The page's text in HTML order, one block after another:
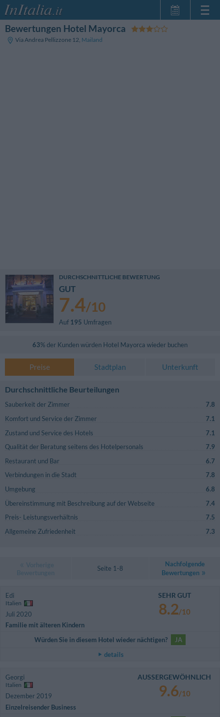
Startseite
Bewertungen Hotel Mayorca
Via Andrea Pellizzone 12, Mailand
DURCHSCHNITTLICHE BEWERTUNG
GUT
7.4/10
Auf 195 Umfragen
63% der Kunden würden Hotel Mayorca wieder buchen
Preise Stadtplan Unterkunft
Durchschnittliche Beurteilungen
Sauberkeit der Zimmer
7.8
Komfort und Service der Zimmer
7.1
Zustand und Service des Hotels
7.1
Qualität der Beratung seitens des Hotelpersonals
7.9
Restaurant und Bar
6.7
Verbindungen in die Stadt
7.8
Umgebung
6.8
Übereinstimmung mit Beschreibung auf der Webseite
7.4
Preis- Leistungsverhältnis
7.5
Allgemeine Zufriedenheit
7.3
Seite 1-8
Nachfolgende
Bewertungen
Edi
Italien
Juli 2020
Familie mit älteren Kindern
SEHR GUT
8.2/10
Würden Sie in diesem Hotel wieder nächtigen?
JA
details
Georgi
Italien
Dezember 2019
Einzelreisender Business
AUSSERGEWÖHNLICH
9.6/10